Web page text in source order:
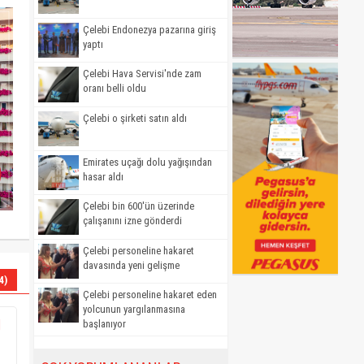
Çelebi Endonezya pazarına giriş
yaptı
Çelebi Hava Servisi'nde zam
oranı belli oldu
Çelebi o şirketi satın aldı
Emirates uçağı dolu yağışından
hasar aldı
Çelebi bin 600'ün üzerinde
çalışanını izne gönderdi
Çelebi personeline hakaret
davasında yeni gelişme
Çelebi personeline hakaret eden
yolcunun yargılanmasına
başlanıyor